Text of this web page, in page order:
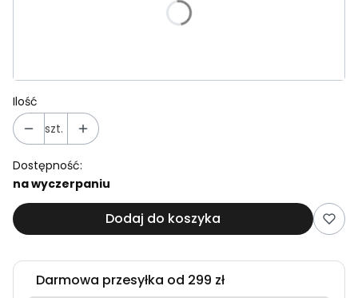
Ilość
szt.
Dostępność:
na wyczerpaniu
Dodaj do koszyka
Darmowa przesyłka od 299 zł